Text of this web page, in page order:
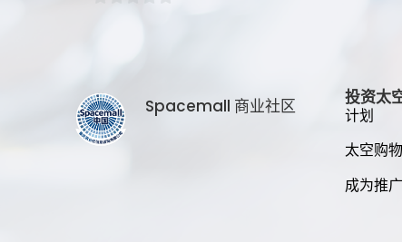
Spacemall 商业社区 投资太
计划
太空购
成为推